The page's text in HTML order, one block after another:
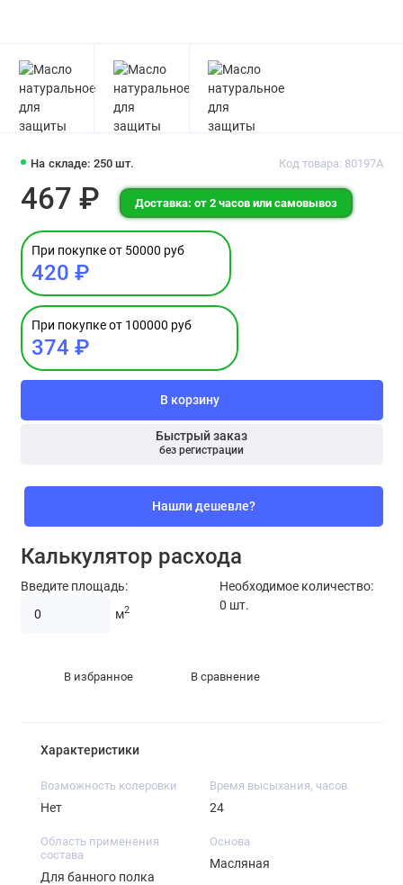
На складе: 250 шт. Код товара: 80197А
467 ₽ Доставка: от 2 часов или самовывоз
При покупке от 50000 руб
420 ₽
При покупке от 100000 руб
374 ₽
В корзину
Быстрый заказ
без регистрации
Нашли дешевле?
Калькулятор расхода
Введите площадь:
м2
Необходимое количество:
0 шт.
В избранное В сравнение
Характеристики
Возможность колеровки
Нет
Время высыхания, часов
24
Область применения
состава
Для банного полка
Основа
Масляная